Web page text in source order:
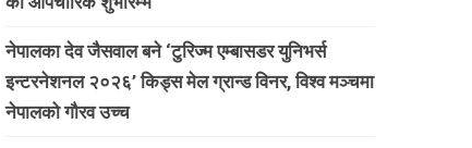
नेपालका देव जैसवाल बने ‘टुरिज्म एम्बासडर युनिभर्स
इन्टरनेशनल २०२६’ किड्स मेल ग्रान्ड विनर, विश्व मञ्चमा
नेपालको गौरव उच्च